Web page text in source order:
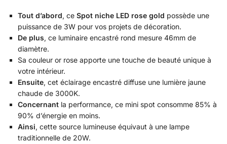
Tout d’abord, ce Spot niche LED rose gold possède une
puissance de 3W pour vos projets de décoration.
De plus, ce luminaire encastré rond mesure 46mm de
diamètre.
Sa couleur or rose apporte une touche de beauté unique à
votre intérieur.
Ensuite, cet éclairage encastré diffuse une lumière jaune
chaude de 3000K.
Concernant la performance, ce mini spot consomme 85% à
90% d’énergie en moins.
Ainsi, cette source lumineuse équivaut à une lampe
traditionnelle de 20W.